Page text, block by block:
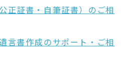
正証書・自筆証書）のご相
言書作成のサポート・ご相